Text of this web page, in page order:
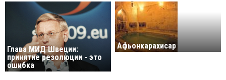
Глава МИД Швеции:
принятие резолюции - это
ошибка
Афьонкарахисар